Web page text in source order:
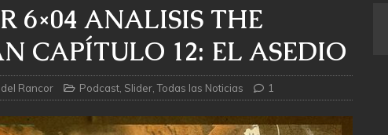
6×04 ANALISIS THE
CAPÍTULO 12: EL ASEDIO
Rancor Podcast Slider ,Todas las Noticias 1